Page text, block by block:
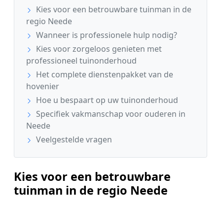
Kies voor een betrouwbare tuinman in de
regio Neede
Wanneer is professionele hulp nodig?
Kies voor zorgeloos genieten met
professioneel tuinonderhoud
Het complete dienstenpakket van de
hovenier
Hoe u bespaart op uw tuinonderhoud
Specifiek vakmanschap voor ouderen in
Neede
Veelgestelde vragen
Kies voor een betrouwbare
tuinman in de regio Neede